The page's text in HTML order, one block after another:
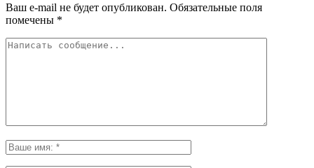
Ваш e-mail не будет опубликован. Обязательные поля
помечены *